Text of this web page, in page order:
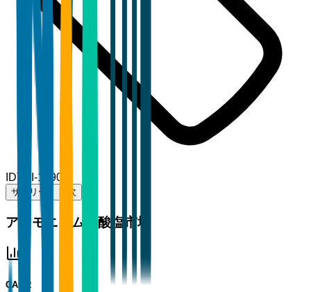
IDTBI-10907
サマリー 目次
アンモニウム硝酸塩市場
CAGR